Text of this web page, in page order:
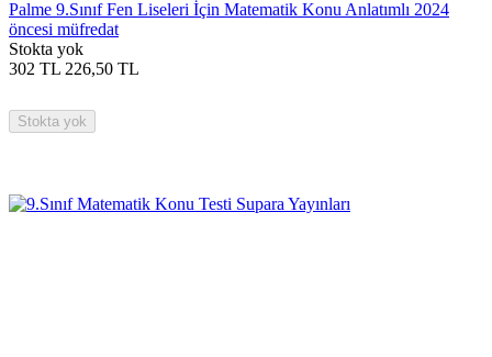
Palme 9.Sınıf Fen Liseleri İçin Matematik Konu Anlatımlı 2024
öncesi müfredat
Stokta yok
302 TL 226,50 TL
Stokta yok